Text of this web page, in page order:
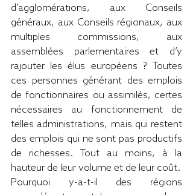
d’agglomérations, aux Conseils
généraux, aux Conseils régionaux, aux
multiples commissions, aux
assemblées parlementaires et d’y
rajouter les élus européens ? Toutes
ces personnes générant des emplois
de fonctionnaires ou assimilés, certes
nécessaires au fonctionnement de
telles administrations, mais qui restent
des emplois qui ne sont pas productifs
de richesses. Tout au moins, à la
hauteur de leur volume et de leur coût.
Pourquoi y-a-t-il des régions